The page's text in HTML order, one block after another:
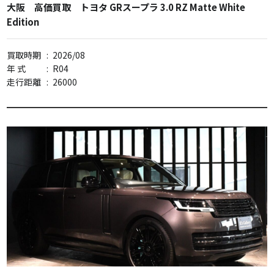
大阪 高価買取 トヨタ GRスープラ 3.0 RZ Matte White
Edition
買取時期 : 2026/08
年 式
: R04
走行距離 : 26000